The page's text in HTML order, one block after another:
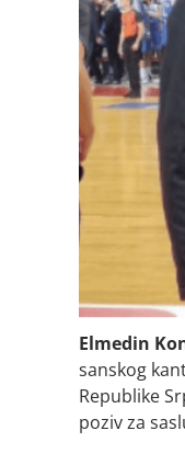
Elmedin
sanskog
Republike
poziv za